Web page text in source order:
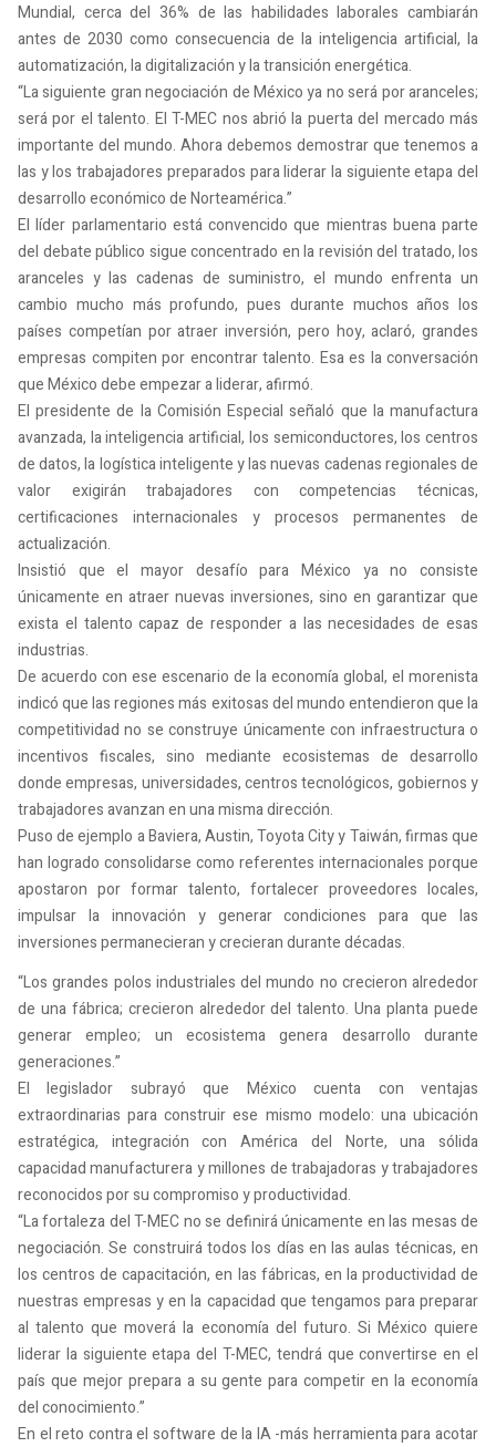
Mundial, cerca del 36% de las habilidades laborales cambiarán
antes de 2030 como consecuencia de la inteligencia artificial, la
automatización, la digitalización y la transición energética.
“La siguiente gran negociación de México ya no será por aranceles;
será por el talento. El T-MEC nos abrió la puerta del mercado más
importante del mundo. Ahora debemos demostrar que tenemos a
las y los trabajadores preparados para liderar la siguiente etapa del
desarrollo económico de Norteamérica.”
El líder parlamentario está convencido que mientras buena parte
del debate público sigue concentrado en la revisión del tratado, los
aranceles y las cadenas de suministro, el mundo enfrenta un
cambio mucho más profundo, pues durante muchos años los
países competían por atraer inversión, pero hoy, aclaró, grandes
empresas compiten por encontrar talento. Esa es la conversación
que México debe empezar a liderar, afirmó.
El presidente de la Comisión Especial señaló que la manufactura
avanzada, la inteligencia artificial, los semiconductores, los centros
de datos, la logística inteligente y las nuevas cadenas regionales de
valor exigirán trabajadores con competencias técnicas,
certificaciones internacionales y procesos permanentes de
actualización.
Insistió que el mayor desafío para México ya no consiste
únicamente en atraer nuevas inversiones, sino en garantizar que
exista el talento capaz de responder a las necesidades de esas
industrias.
De acuerdo con ese escenario de la economía global, el morenista
indicó que las regiones más exitosas del mundo entendieron que la
competitividad no se construye únicamente con infraestructura o
incentivos fiscales, sino mediante ecosistemas de desarrollo
donde empresas, universidades, centros tecnológicos, gobiernos y
trabajadores avanzan en una misma dirección.
Puso de ejemplo a Baviera, Austin, Toyota City y Taiwán, firmas que
han logrado consolidarse como referentes internacionales porque
apostaron por formar talento, fortalecer proveedores locales,
impulsar la innovación y generar condiciones para que las
inversiones permanecieran y crecieran durante décadas.
“Los grandes polos industriales del mundo no crecieron alrededor
de una fábrica; crecieron alrededor del talento. Una planta puede
generar empleo; un ecosistema genera desarrollo durante
generaciones.”
El legislador subrayó que México cuenta con ventajas
extraordinarias para construir ese mismo modelo: una ubicación
estratégica, integración con América del Norte, una sólida
capacidad manufacturera y millones de trabajadoras y trabajadores
reconocidos por su compromiso y productividad.
“La fortaleza del T-MEC no se definirá únicamente en las mesas de
negociación. Se construirá todos los días en las aulas técnicas, en
los centros de capacitación, en las fábricas, en la productividad de
nuestras empresas y en la capacidad que tengamos para preparar
al talento que moverá la economía del futuro. Si México quiere
liderar la siguiente etapa del T-MEC, tendrá que convertirse en el
país que mejor prepara a su gente para competir en la economía
del conocimiento.”
En el reto contra el software de la IA -más herramienta para acotar